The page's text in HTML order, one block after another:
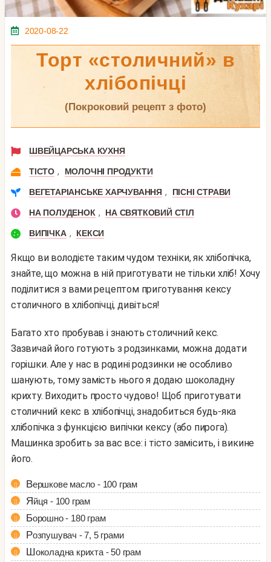
2020-08-22
Торт «столичний» в
хлібопічці
(покроковий рецепт з фото)
ШВЕЙЦАРСЬКА КУХНЯ
ТІСТО , МОЛОЧНІ ПРОДУКТИ
ВЕГЕТАРІАНСЬКЕ ХАРЧУВАННЯ , ПІСНІ СТРАВИ
НА ПОЛУДЕНОК , НА СВЯТКОВИЙ СТІЛ
ВИПІЧКА , КЕКСИ
Якщо ви володієте таким чудом техніки, як хлібопічка,
знайте, що можна в ній приготувати не тільки хліб! Хочу
поділитися з вами рецептом приготування кексу
столичного в хлібопічці, дивіться!
Багато хто пробував і знають столичний кекс.
Зазвичай його готують з родзинками, можна додати
горішки. Але у нас в родині родзинки не особливо
шанують, тому замість нього я додаю шоколадну
крихту. Виходить просто чудово! Щоб приготувати
столичний кекс в хлібопічці, знадобиться будь-яка
хлібопічка з функцією випічки кексу (або пирога).
Машинка зробить за вас все: і тісто замісить, і викине
його.
Вершкове масло - 100 грам
Яйця - 100 грам
Борошно - 180 грам
Розпушувач - 7, 5 грами
Шоколадна крихта - 50 грам